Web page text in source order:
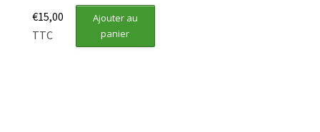
€15,00
TTC
Ajouter au
panier